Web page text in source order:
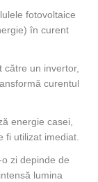
fotovoltaice
în curent
către un invertor,
curentul
energie casei,
fi utilizat imediat.
zi depinde de
lumina